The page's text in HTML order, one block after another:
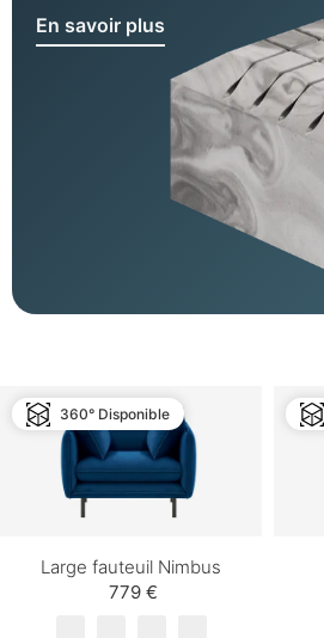
En savoir plus
360° Disponible
Large fauteuil Nimbus
779 €